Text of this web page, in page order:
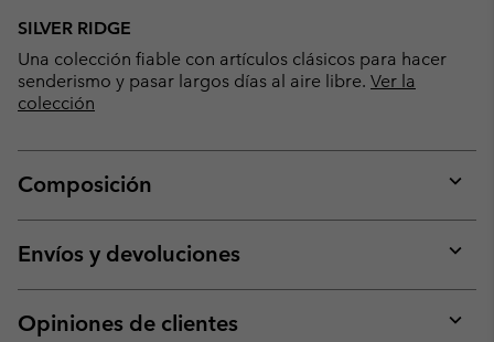
SILVER RIDGE
Una colección fiable con artículos clásicos para hacer
senderismo y pasar largos días al aire libre. Ver la
colección
Composición
or
Envíos y devoluciones
or
Opiniones de clientes